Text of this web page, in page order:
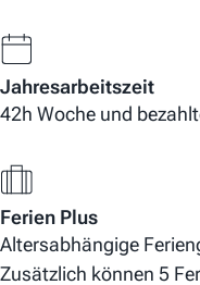
Jahresarbeitszeit
42h Woche und
Ferien Plus
Altersabhängige
Zusätzlich können 5